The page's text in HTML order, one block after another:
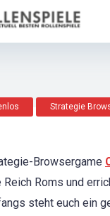
Strategie
Browsergame
Roms und
steht euch ein